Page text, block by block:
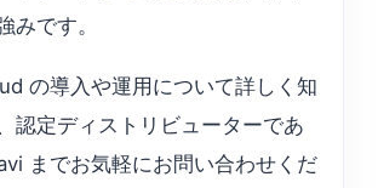
みです。
の導入や運用について詳しく知
認定ディストリビューターであ
までお気軽にお問い合わせくだ